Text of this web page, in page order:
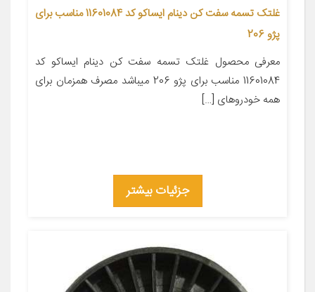
غلتک تسمه سفت کن دینام ایساکو کد 11601084 مناسب برای
پژو 206
معرفی محصول غلتک تسمه سفت کن دینام ایساکو کد
11601084 مناسب برای پژو 206 میباشد مصرف همزمان برای
همه خودروهای […]
جزئیات بیشتر